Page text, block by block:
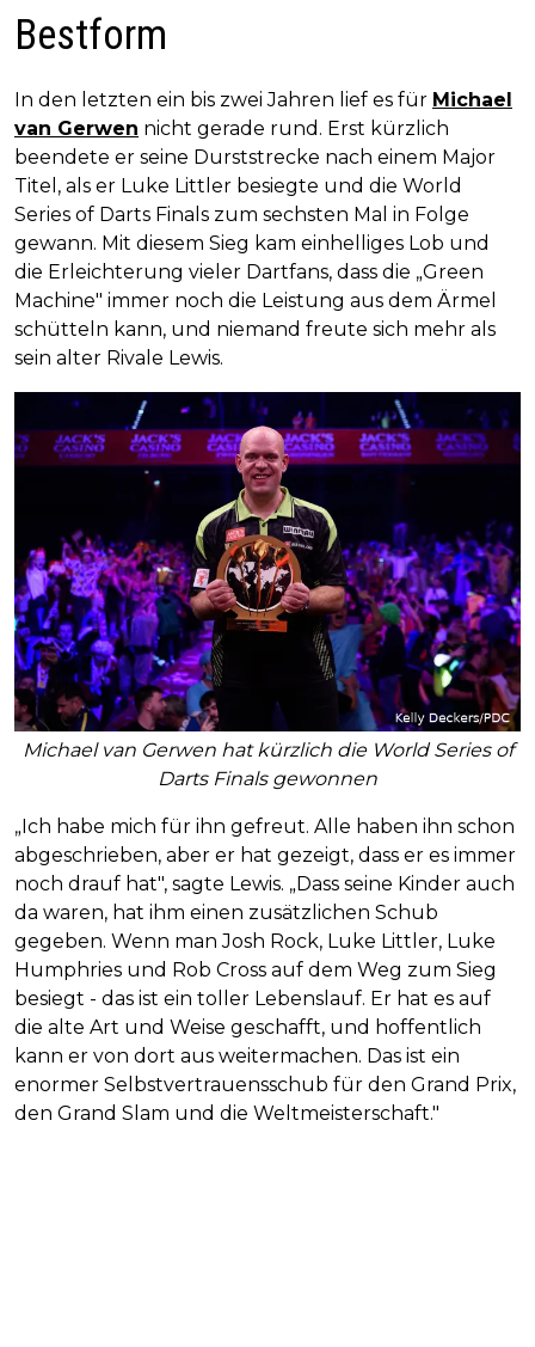
Bestform
In den letzten ein bis zwei Jahren lief es für Michael
van Gerwen nicht gerade rund. Erst kürzlich
beendete er seine Durststrecke nach einem Major
Titel, als er Luke Littler besiegte und die World
Series of Darts Finals zum sechsten Mal in Folge
gewann. Mit diesem Sieg kam einhelliges Lob und
die Erleichterung vieler Dartfans, dass die „Green
Machine" immer noch die Leistung aus dem Ärmel
schütteln kann, und niemand freute sich mehr als
sein alter Rivale Lewis.
Michael van Gerwen hat kürzlich die World Series of
Darts Finals gewonnen
„Ich habe mich für ihn gefreut. Alle haben ihn schon
abgeschrieben, aber er hat gezeigt, dass er es immer
noch drauf hat", sagte Lewis. „Dass seine Kinder auch
da waren, hat ihm einen zusätzlichen Schub
gegeben. Wenn man Josh Rock, Luke Littler, Luke
Humphries und Rob Cross auf dem Weg zum Sieg
besiegt - das ist ein toller Lebenslauf. Er hat es auf
die alte Art und Weise geschafft, und hoffentlich
kann er von dort aus weitermachen. Das ist ein
enormer Selbstvertrauensschub für den Grand Prix,
den Grand Slam und die Weltmeisterschaft."